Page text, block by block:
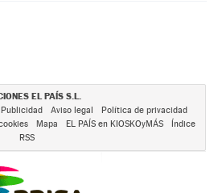
EL PAÍS S.L.
Publicidad Aviso legal
Política de privacidad
Mapa EL PAÍS en KIOSKOyMÁS
Índice
RSS